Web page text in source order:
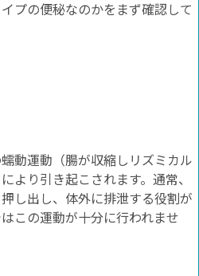
プの便秘なのかをまず確認して
動運動（腸が収縮しリズミカル
より引き起こされます。通常、
し出し、体外に排泄する役割が
この運動が十分に行われませ